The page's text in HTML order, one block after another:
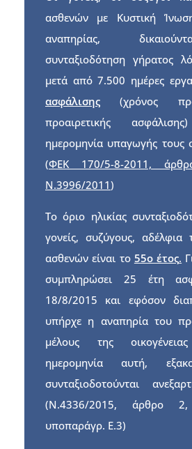
ασθενών με Κυστική
αναπηρίας,
συνταξιοδότηση γήρατος
μετά από 7.500 ημέρες
ασφάλισης (χρόνος
προαιρετικής
ημερομηνία υπαγωγής τους
(ΦΕΚ 170/5-8-2011,
Ν.3996/2011)
Το όριο ηλικίας
γονείς, συζύγους,
ασθενών είναι το 55ο έτος.
συμπληρώσει 25 έτη
18/8/2015 και εφόσον
υπήρχε η αναπηρία του
μέλους της
ημερομηνία αυτή,
συνταξιοδοτούνται
(Ν.4336/2015, άρθρο
υποπαράγρ. Ε.3)